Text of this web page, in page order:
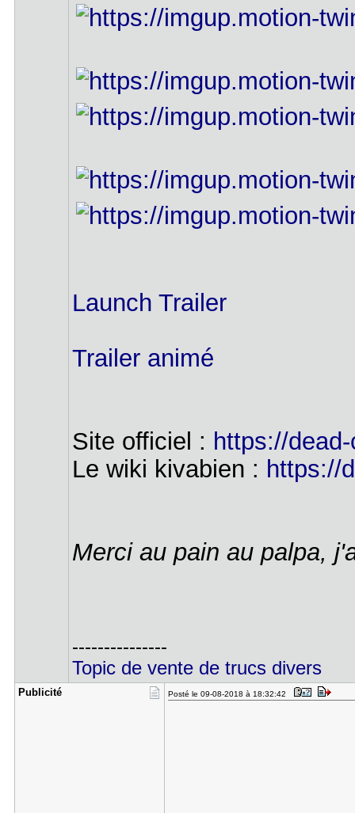
Launch Trailer
Trailer animé
Site officiel : https://
Le wiki kivabien : https://
Merci au pain au palpa,
---------------
Topic de vente de trucs divers
Publicité Posté le 09-08-2018 à 18:32:42